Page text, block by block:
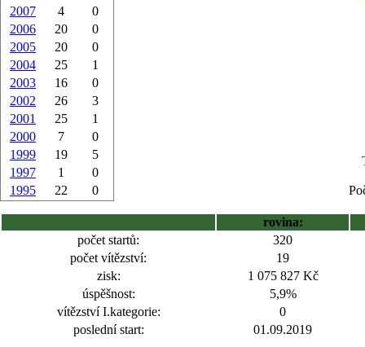
2007
4
0
2006
20
0
2005
20
0
2004
25
1
2003
16
0
2002
26
3
2001
25
1
2000
7
0
1999
19
5
1997
1
0
1995
22 0
rovina:
počet startů:
320
počet vítězství:
19
zisk:
1 075 827 Kč
úspěšnost:
5,9%
vítězství I.kategorie:
0
poslední start:
01.09.2019